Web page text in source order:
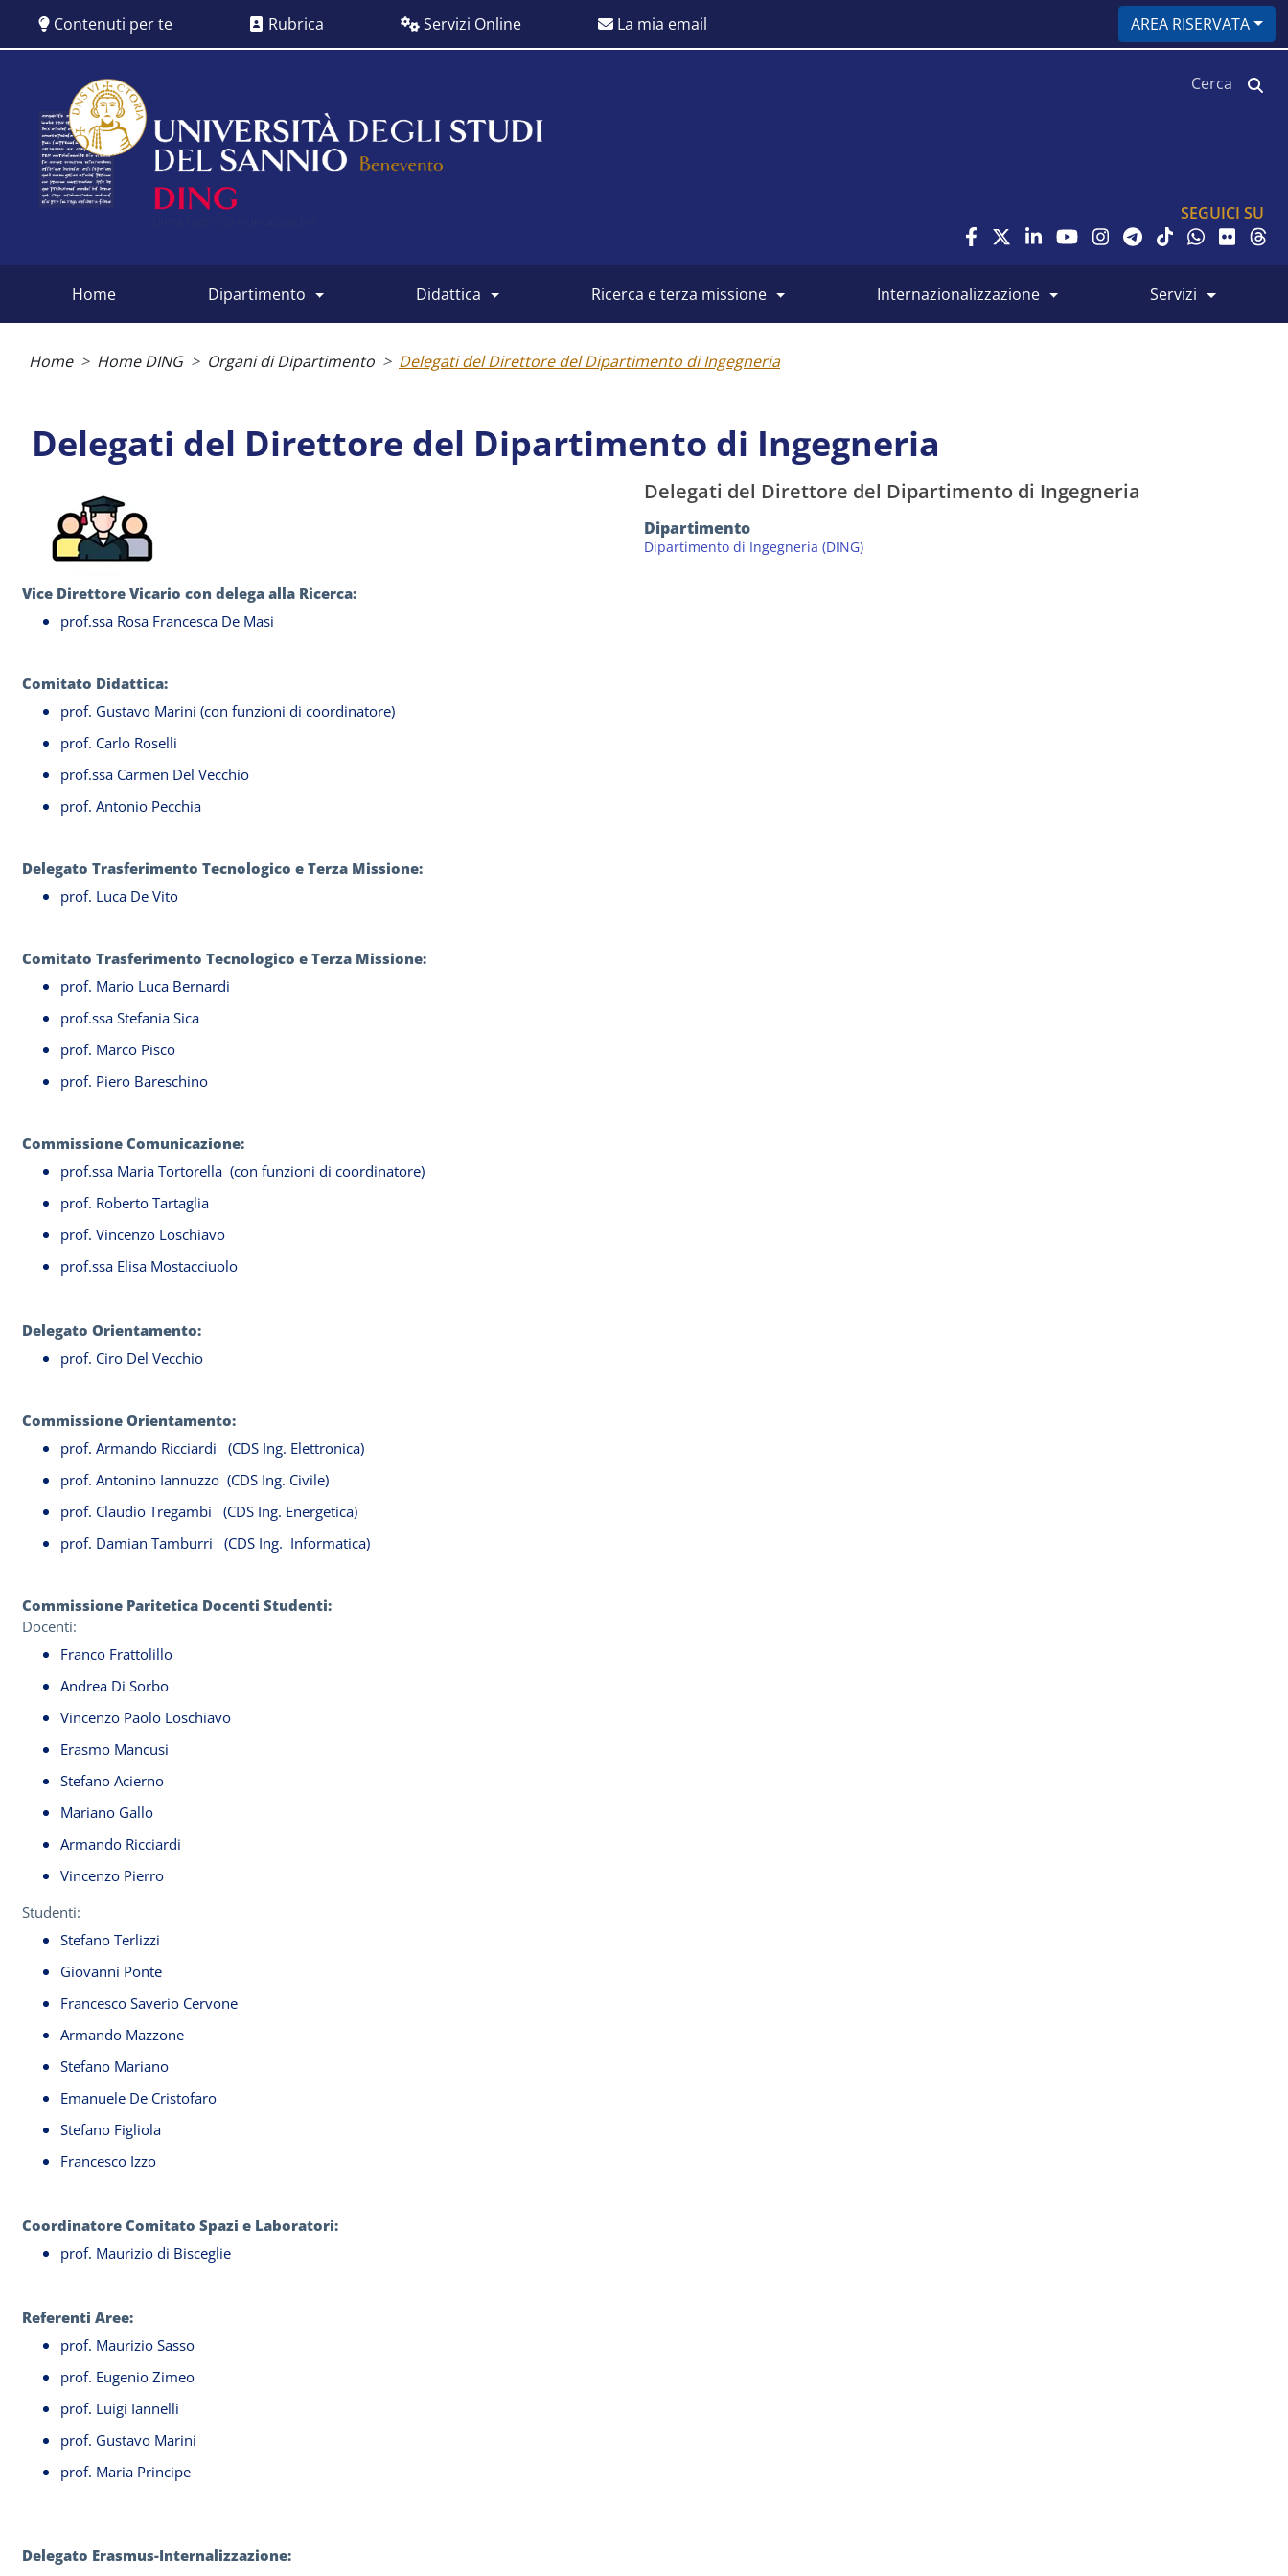
contenuto
Contenuti per te Rubrica Servizi Online La mia email AREA RISERVATA
SEGUICI SU
dipartimentali
home dipartimento didattica ricerca e terza missione internazionalizzazione servizi
Home Home DING Organi di Dipartimento Delegati del Direttore del Dipartimento di Ingegneria
Delegati del Direttore del Dipartimento di Ingegneria
Delegati del Direttore del Dipartimento di Ingegneria
Dipartimento
Dipartimento di Ingegneria (DING)
Vice Direttore Vicario con delega alla Ricerca:
prof.ssa Rosa Francesca De Masi
Comitato Didattica:
prof. Gustavo Marini (con funzioni di coordinatore)
prof. Carlo Roselli
prof.ssa Carmen Del Vecchio
prof. Antonio Pecchia
Delegato Trasferimento Tecnologico e Terza Missione:
prof. Luca De Vito
Comitato Trasferimento Tecnologico e Terza Missione:
prof. Mario Luca Bernardi
prof.ssa Stefania Sica
prof. Marco Pisco
prof. Piero Bareschino
Commissione Comunicazione:
prof.ssa Maria Tortorella (con funzioni di coordinatore)
prof. Roberto Tartaglia
prof. Vincenzo Loschiavo
prof.ssa Elisa Mostacciuolo
Delegato Orientamento:
prof. Ciro Del Vecchio
Commissione Orientamento:
prof. Armando Ricciardi (CDS Ing. Elettronica)
prof. Antonino Iannuzzo (CDS Ing. Civile)
prof. Claudio Tregambi (CDS Ing. Energetica)
prof. Damian Tamburri (CDS Ing. Informatica)
Commissione Paritetica Docenti Studenti:
Docenti:
Franco Frattolillo
Andrea Di Sorbo
Vincenzo Paolo Loschiavo
Erasmo Mancusi
Stefano Acierno
Mariano Gallo
Armando Ricciardi
Vincenzo Pierro
Studenti:
Stefano Terlizzi
Giovanni Ponte
Francesco Saverio Cervone
Armando Mazzone
Stefano Mariano
Emanuele De Cristofaro
Stefano Figliola
Francesco Izzo
Coordinatore Comitato Spazi e Laboratori:
prof. Maurizio di Bisceglie
Referenti Aree:
prof. Maurizio Sasso
prof. Eugenio Zimeo
prof. Luigi Iannelli
prof. Gustavo Marini
prof. Maria Principe
Delegato Erasmus-Internalizzazione: